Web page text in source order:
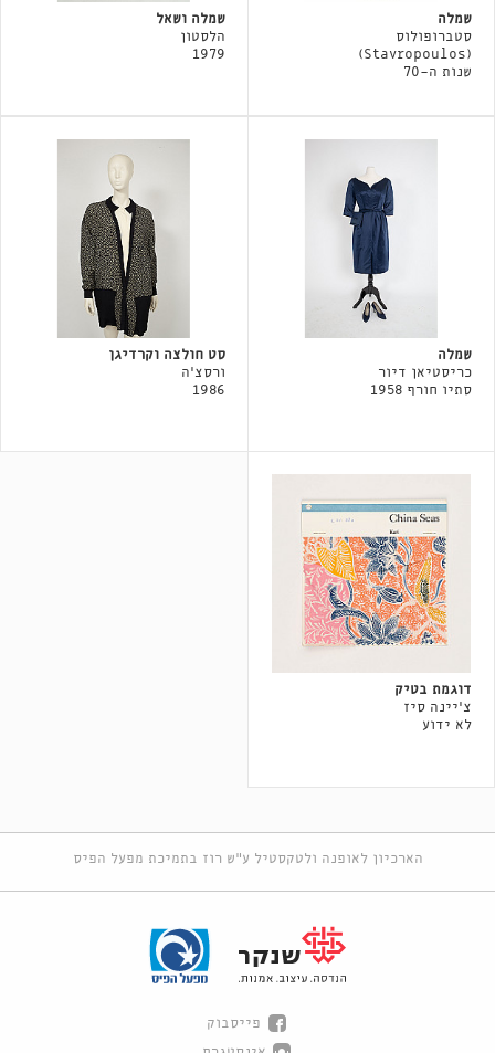
שמלה
סטברופולוס
(Stavropoulos)
שנות ה-70
שמלה ושאל
הלסטון
1979
שמלה
כריסטיאן דיור
סתיו חורף 1958
סט חולצה וקרדיגן
ורסצ'ה
1986
דוגמת בטיק
צ'יינה סיז
לא ידוע
הארכיון לאופנה ולטקסטיל ע"ש רוז בתמיכת מפעל הפיס
פייסבוק